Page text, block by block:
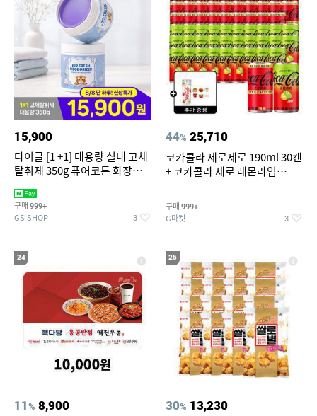
15,900
타이글 [1 +1] 대용량 실내 고체
탈취제 350g 퓨어코튼 화장실
구매 999+
GS SHOP 3
44% 25,710
코카콜라 제로제로 190ml 30캔
+ 코카콜라 제로 레몬라임
티커 세트
구매 999+
G마켓 3
24
11% 8,900
25
30% 13,230